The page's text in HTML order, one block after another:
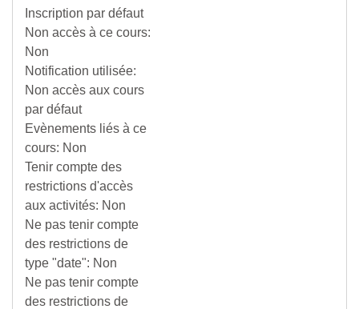
Inscription par défaut
Non accès à ce cours:
Non
Notification utilisée:
Non accès aux cours
par défaut
Evènements liés à ce
cours: Non
Tenir compte des
restrictions d'accès
aux activités: Non
Ne pas tenir compte
des restrictions de
type "date": Non
Ne pas tenir compte
des restrictions de